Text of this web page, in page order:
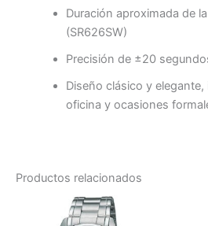
Duración aproximada de
(SR626SW)
Precisión de ±20
Diseño clásico y
oficina y ocasiones
Productos relacionados